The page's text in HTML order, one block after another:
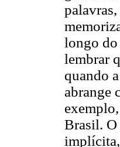
longo do
lembrar
quando
abrange
Brasil. O